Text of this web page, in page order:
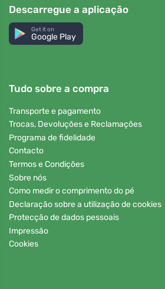
Descarregue a aplicação
Get it on
Google Play
Tudo sobre a compra
Transporte e pagamento
Trocas, Devoluções e Reclamações
Programa de fidelidade
Contacto
Termos e Condições
Sobre nós
Como medir o comprimento do pé
Declaração sobre a utilização de cookies
Protecção de dados pessoais
Impressão
Cookies